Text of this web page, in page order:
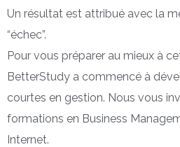
Un résultat est attribué avec la
“échec”.
Pour vous préparer au mieux à
BetterStudy a commencé à
courtes en gestion. Nous vous
formations en Business
Internet.